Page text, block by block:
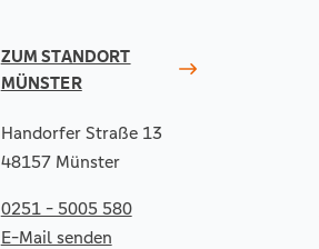
ZUM STANDORT
MÜNSTER
Handorfer Straße 13
48157 Münster
0251 - 5005 580
E-Mail senden